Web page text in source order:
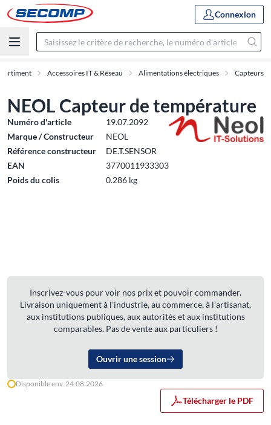
Connexion
Accessoires IT & Réseau Alimentations électriques Capteurs
NEOL Capteur de température
Numéro d'article
19.07.2092
Marque / Constructeur
NEOL
Référence constructeur
DE.T.SENSOR
EAN
3770011933303
Poids du colis
0.286 kg
Inscrivez-vous pour voir nos prix et pouvoir commander.
Livraison uniquement à l'industrie, au commerce, à l'artisanat,
aux institutions publiques, aux autorités et aux institutions
comparables. Pas de vente aux particuliers !
Ouvrir une session
Disponible env. 24.08.2026
Télécharger le PDF